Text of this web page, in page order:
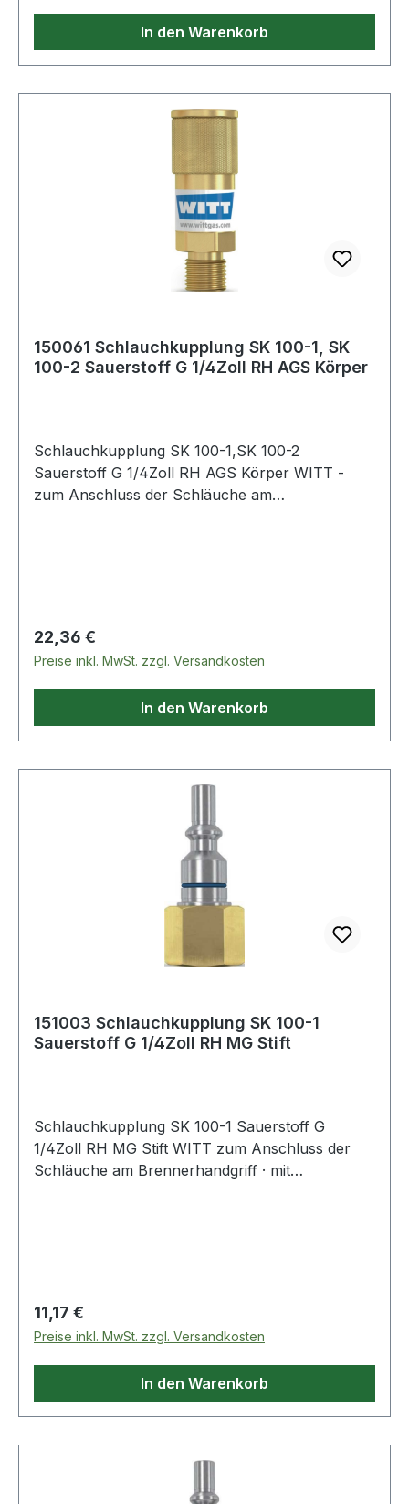
In den Warenkorb
150061 Schlauchkupplung SK 100-1, SK
100-2 Sauerstoff G 1/4Zoll RH AGS Körper
Schlauchkupplung SK 100-1,SK 100-2
Sauerstoff G 1/4Zoll RH AGS Körper WITT -
zum Anschluss der Schläuche am
Regulärer Preis:
22,36 €
Preise inkl. MwSt. zzgl. Versandkosten
In den Warenkorb
151003 Schlauchkupplung SK 100-1
Sauerstoff G 1/4Zoll RH MG Stift
Schlauchkupplung SK 100-1 Sauerstoff G
1/4Zoll RH MG Stift WITT zum Anschluss der
Schläuche am Brennerhandgriff · mit
Regulärer Preis:
11,17 €
Preise inkl. MwSt. zzgl. Versandkosten
In den Warenkorb